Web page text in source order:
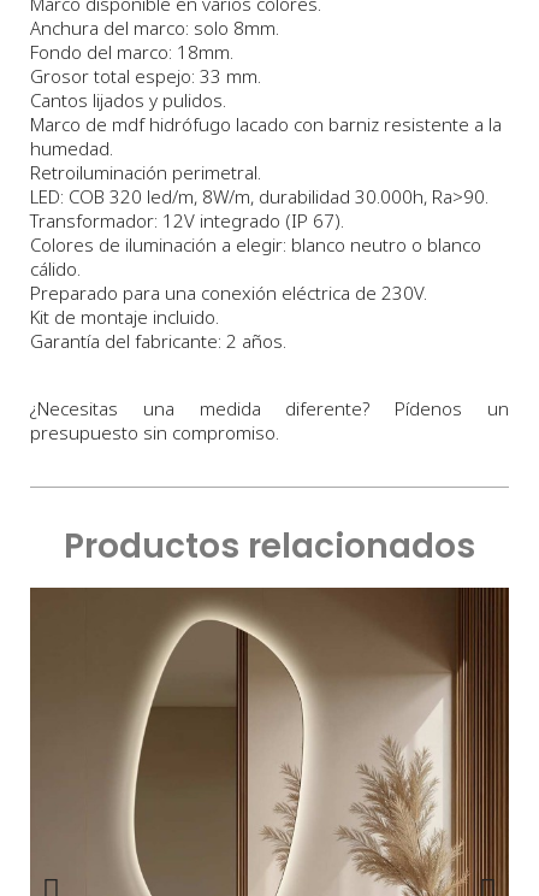
Anchura del marco: solo 8mm.
Fondo del marco: 18mm
Grosor total espejo: 33 mm.
Cantos lijados y pulidos.
Marco de mdf hidrófugo lacado con barniz resistente a la
humedad.
Retroiluminación perimetral.
LED: COB 320 led/m, 8W/m, durabilidad 30.000h, Ra>90.
Transformador: 12V integrado (IP 67).
Colores de iluminación a elegir: blanco neutro o blanco
cálido.
Preparado para una conexión eléctrica de 230V.
Kit de montaje incluido.
Garantía del fabricante: 2 años.
¿Necesitas una medida diferente? Pídenos un
presupuesto sin compromiso.
Productos relacionados